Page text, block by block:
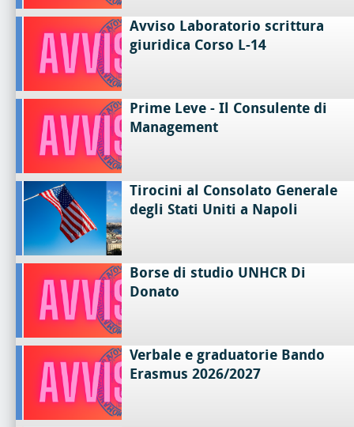
Avviso Laboratorio scrittura
giuridica Corso L-14
Prime Leve - Il Consulente di
Management
Tirocini al Consolato Generale
degli Stati Uniti a Napoli
Borse di studio UNHCR Di
Donato
Verbale e graduatorie Bando
Erasmus 2026/2027